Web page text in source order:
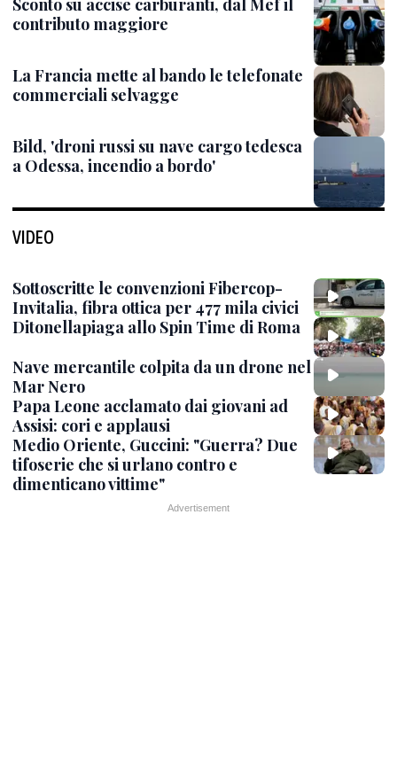
Sconto su accise carburanti, dal Mef il
contributo maggiore
La Francia mette al bando le telefonate
commerciali selvagge
Bild, 'droni russi su nave cargo tedesca
a Odessa, incendio a bordo'
VIDEO
Sottoscritte le convenzioni Fibercop-
Invitalia, fibra ottica per 477 mila civici
Ditonellapiaga allo Spin Time di Roma
Nave mercantile colpita da un drone nel
Mar Nero
Papa Leone acclamato dai giovani ad
Assisi: cori e applausi
Medio Oriente, Guccini: "Guerra? Due
tifoserie che si urlano contro e
dimenticano vittime"